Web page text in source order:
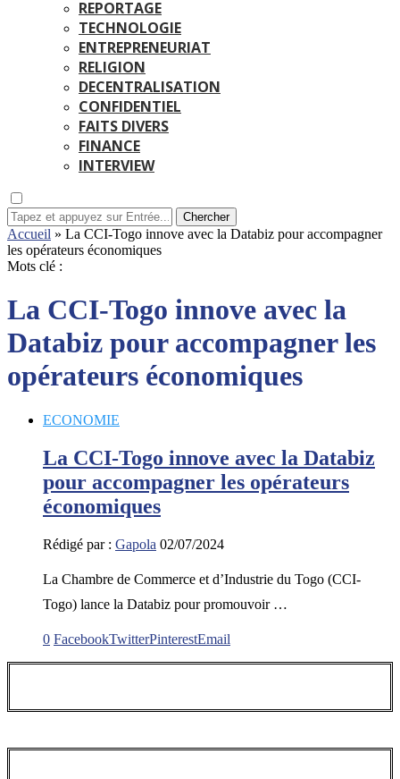
REPORTAGE
TECHNOLOGIE
ENTREPRENEURIAT
RELIGION
DECENTRALISATION
CONFIDENTIEL
FAITS DIVERS
FINANCE
INTERVIEW
Chercher
Accueil » La CCI-Togo innove avec la Databiz pour accompagner
les opérateurs économiques
Mots clé :
La CCI-Togo innove avec la
Databiz pour accompagner les
opérateurs économiques
ECONOMIE
La CCI-Togo innove avec la Databiz
pour accompagner les opérateurs
économiques
Rédigé par : Gapola 02/07/2024
La Chambre de Commerce et d’Industrie du Togo (CCI-
Togo) lance la Databiz pour promouvoir …
0 FacebookTwitterPinterestEmail